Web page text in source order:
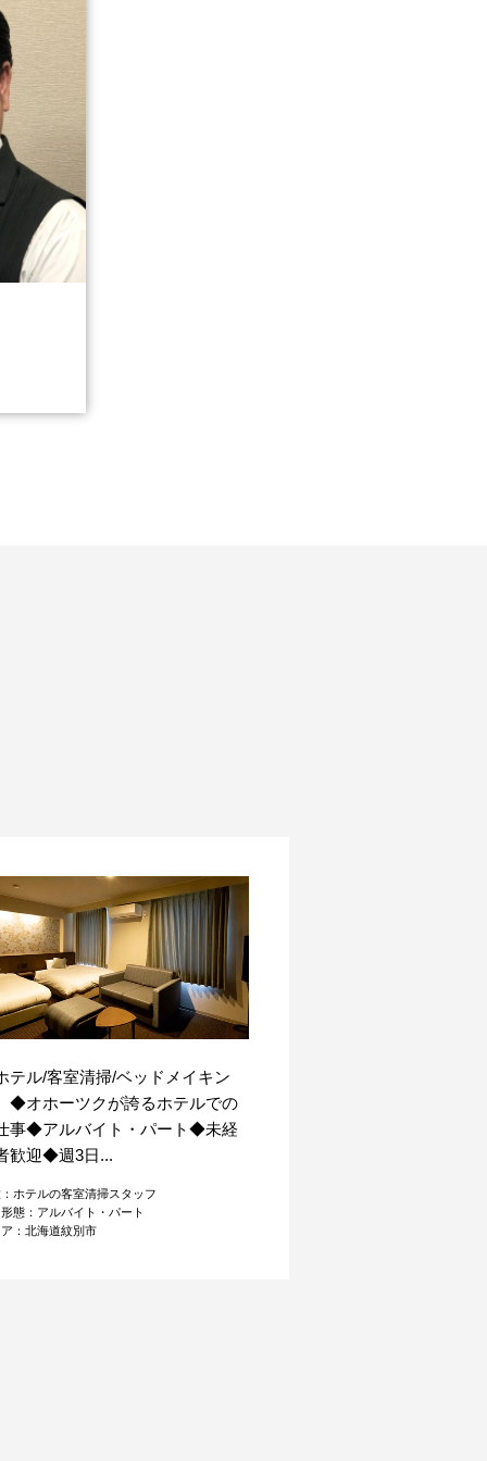
テル/客室清掃/ベッドメイキン
◆オホーツクが誇るホテルでの
事◆アルバイト・パート◆未経
歓迎◆週3日...
ホテルの客室清掃スタッフ
態：アルバイト・パート
：北海道紋別市